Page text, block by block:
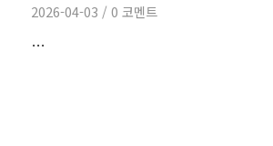
2026-04-03 / 0 코멘트
…